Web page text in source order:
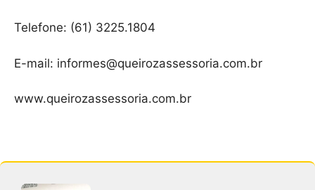
Telefone: (61) 3225.1804
E-mail: informes@queirozassessoria.com.br
www.queirozassessoria.com.br